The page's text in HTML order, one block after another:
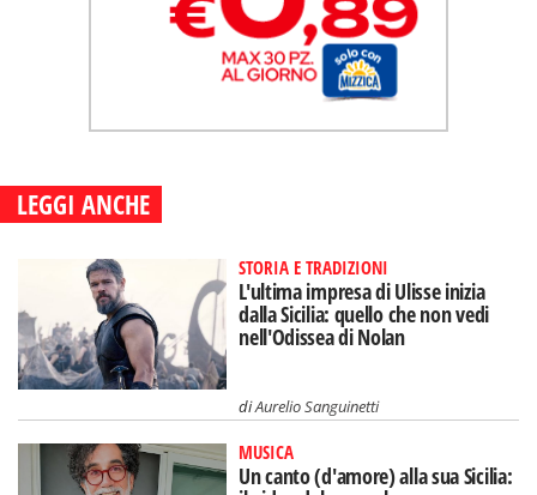
LEGGI ANCHE
STORIA E TRADIZIONI
L'ultima impresa di Ulisse inizia
dalla Sicilia: quello che non vedi
nell'Odissea di Nolan
diAurelio Sanguinetti
MUSICA
Un canto (d'amore) alla sua Sicilia: